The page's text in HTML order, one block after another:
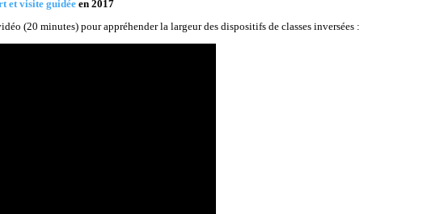
et visite guidée en 2017
(20 minutes) pour appréhender la largeur des dispositifs de classes inversées :